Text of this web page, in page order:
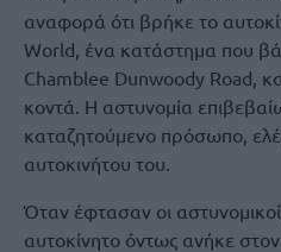
αναφορά ότι βρήκε το
World, ένα κατάστημα που
Chamblee Dunwoody Road,
κοντά. Η αστυνομία
καταζητούμενο πρόσωπο,
αυτοκινήτου του.
Όταν έφτασαν οι
αυτοκίνητο όντως ανήκε